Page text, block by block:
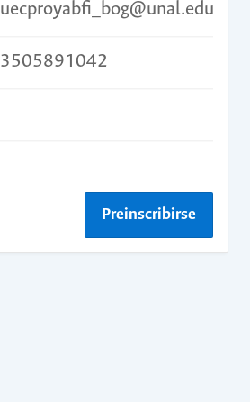
uecproyabfi_bog@unal.edu.co
3505891042
Preinscribirse